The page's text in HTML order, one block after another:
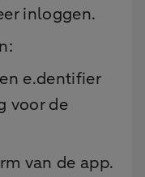
inloggen.
e.dentifier
voor de
van de app.